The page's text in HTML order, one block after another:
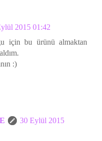
2015 01:42
için bu ürünü almaktan
:)
30 Eylül 2015